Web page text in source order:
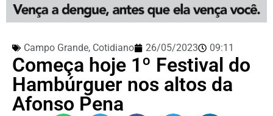
Campo Grande, Cotidiano 26/05/2023 09:11
Começa hoje 1º Festival do
Hambúrguer nos altos da
Afonso Pena